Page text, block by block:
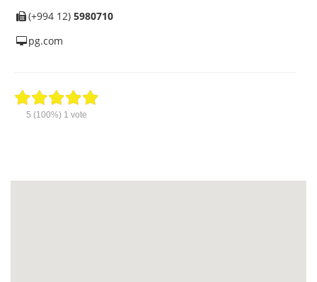
(+994 12) 5980710
pg.com
5 (100%) 1 vote